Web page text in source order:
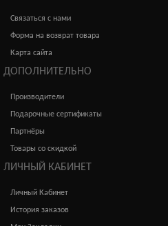
Связаться с нами
Форма на возврат товара
Карта сайта
ДОПОЛНИТЕЛЬНО
Производители
Подарочные сертификаты
Партнёры
Товары со скидкой
ЛИЧНЫЙ КАБИНЕТ
Личный Кабинет
История заказов